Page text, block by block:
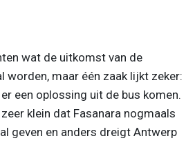
wat de uitkomst van de
worden, maar één zaak lijkt zeker:
een oplossing uit de bus komen.
klein dat Fasanara nogmaals
geven en anders dreigt Antwerp